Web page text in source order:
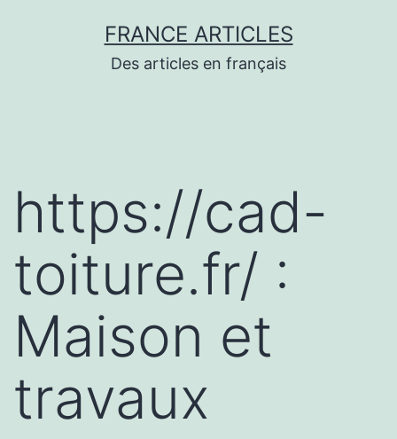
FRANCE ARTICLES
Des articles en français
https://cad-
toiture.fr/ :
Maison et
travaux